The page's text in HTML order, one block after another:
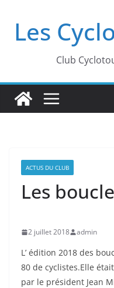
contenu
Les
Club
ACTUS DU CLUB
Les
2 juillet 2018 admin
L’ édition 2018 des
80 de cyclistes.Elle
par le président Jean